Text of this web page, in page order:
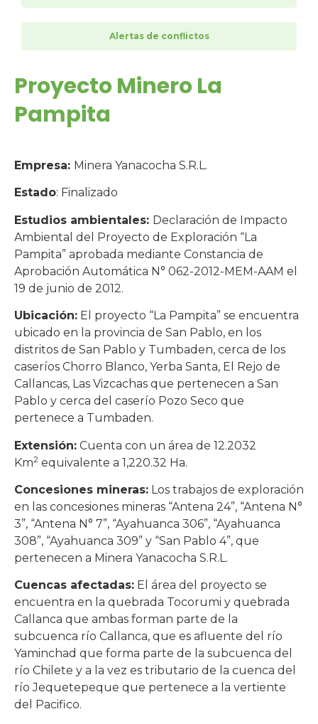
Alertas de conflictos
Proyecto Minero La
Pampita
Empresa: Minera Yanacocha S.R.L.
Estado: Finalizado
Estudios ambientales: Declaración de Impacto
Ambiental del Proyecto de Exploración “La
Pampita” aprobada mediante Constancia de
Aprobación Automática N° 062-2012-MEM-AAM el
19 de junio de 2012.
Ubicación: El proyecto “La Pampita” se encuentra
ubicado en la provincia de San Pablo, en los
distritos de San Pablo y Tumbaden, cerca de los
caseríos Chorro Blanco, Yerba Santa, El Rejo de
Callancas, Las Vizcachas que pertenecen a San
Pablo y cerca del caserío Pozo Seco que
pertenece a Tumbaden.
Extensión: Cuenta con un área de 12.2032
Km2 equivalente a 1,220.32 Ha.
Concesiones mineras: Los trabajos de exploración
en las concesiones mineras “Antena 24”, “Antena N°
3”, “Antena N° 7”, “Ayahuanca 306”, “Ayahuanca
308”, “Ayahuanca 309” y “San Pablo 4”, que
pertenecen a Minera Yanacocha S.R.L.
Cuencas afectadas: El área del proyecto se
encuentra en la quebrada Tocorumi y quebrada
Callanca que ambas forman parte de la
subcuenca río Callanca, que es afluente del río
Yaminchad que forma parte de la subcuenca del
río Chilete y a la vez es tributario de la cuenca del
río Jequetepeque que pertenece a la vertiente
del Pacifico.